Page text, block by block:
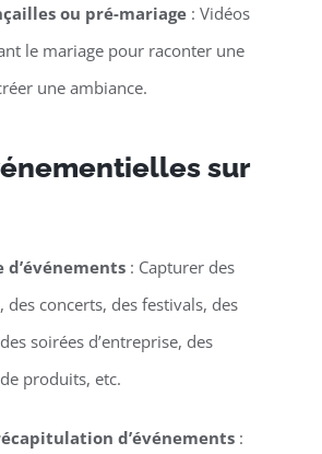
ou pré-mariage: Vidéos
le mariage pour raconter une
une ambiance.
sur
d’événements: Capturer des
des concerts, des festivals, des
soirées d’entreprise, des
produits, etc.
d’événements: